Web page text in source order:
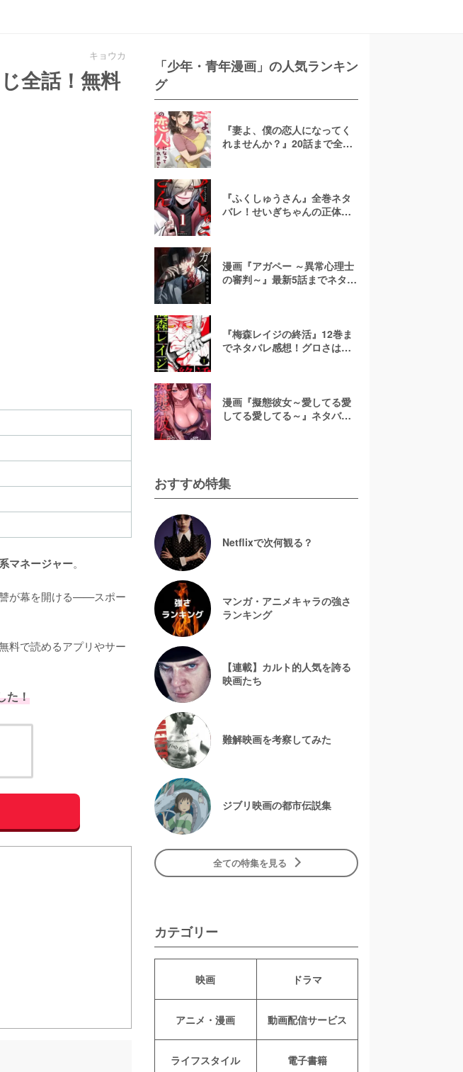
キョウカ
全話！無料
マネージャー。
讐が幕を開ける——スポー
料で読めるアプリやサー
た！
「少年・青年漫画」の人気ランキン
グ
『妻よ、僕の恋人になってく
れませんか？』20話まで全話
『ふくしゅうさん』全巻ネタ
バレ！せいぎちゃんの正体・
漫画『アガペー ～異常心理士
の審判～』最新5話までネタバ
『梅森レイジの終活』12巻ま
でネタバレ感想！グロさはど
漫画『擬態彼女～愛してる愛
してる愛してる～』ネタバレ
おすすめ特集
Netflixで次何観る？
マンガ・アニメキャラの強さ
ランキング
【連載】カルト的人気を誇る
映画たち
難解映画を考察してみた
ジブリ映画の都市伝説集
全ての特集を見る
カテゴリー
映画 ドラマ
アニメ・漫画 動画配信サービス
ライフスタイル 電子書籍